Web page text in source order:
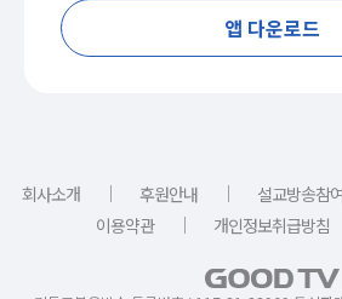
앱 다운로드
회사소개 ｜ 후원안내 ｜ 설교방송참
이용약관
｜ 개인정보취급방침